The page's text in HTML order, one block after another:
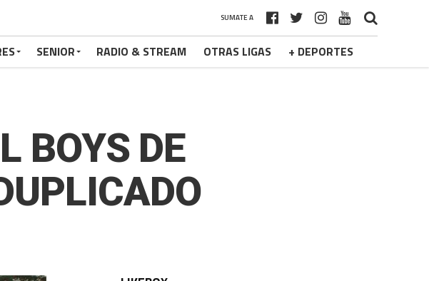
SUMATE A
SENIOR RADIO & STREAM OTRAS LIGAS + DEPORTES
BOYS DE